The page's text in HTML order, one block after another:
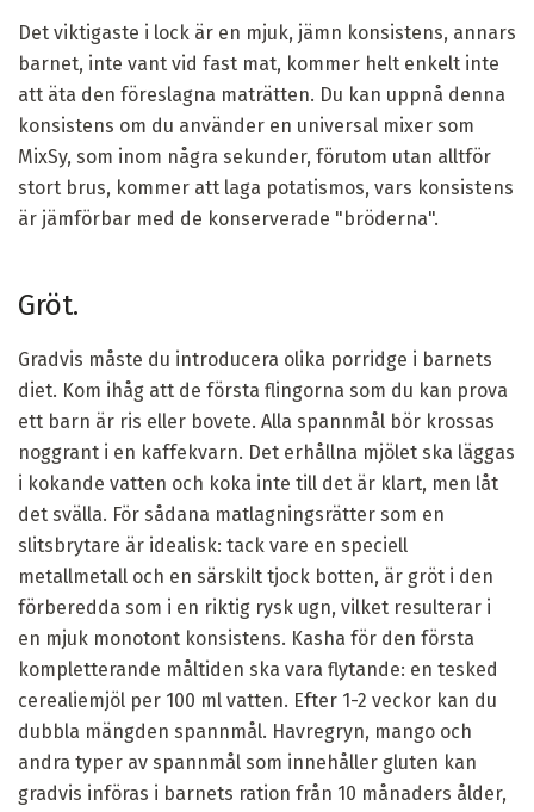
Det viktigaste i lock är en mjuk, jämn konsistens, annars
barnet, inte vant vid fast mat, kommer helt enkelt inte
att äta den föreslagna maträtten. Du kan uppnå denna
konsistens om du använder en universal mixer som
MixSy, som inom några sekunder, förutom utan alltför
stort brus, kommer att laga potatismos, vars konsistens
är jämförbar med de konserverade "bröderna".
Gröt.
Gradvis måste du introducera olika porridge i barnets
diet. Kom ihåg att de första flingorna som du kan prova
ett barn är ris eller bovete. Alla spannmål bör krossas
noggrant i en kaffekvarn. Det erhållna mjölet ska läggas
i kokande vatten och koka inte till det är klart, men låt
det svälla. För sådana matlagningsrätter som en
slitsbrytare är idealisk: tack vare en speciell
metallmetall och en särskilt tjock botten, är gröt i den
förberedda som i en riktig rysk ugn, vilket resulterar i
en mjuk monotont konsistens. Kasha för den första
kompletterande måltiden ska vara flytande: en tesked
cerealiemjöl per 100 ml vatten. Efter 1-2 veckor kan du
dubbla mängden spannmål. Havregryn, mango och
andra typer av spannmål som innehåller gluten kan
gradvis införas i barnets ration från 10 månaders ålder,